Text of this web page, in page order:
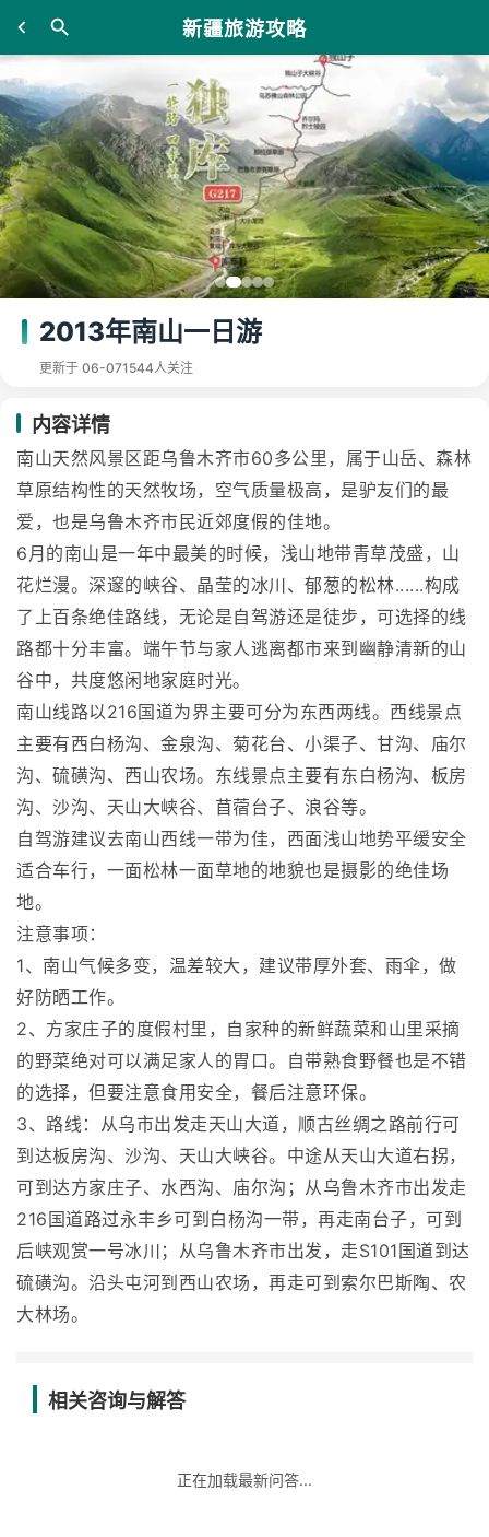
新疆旅游攻略
2013年南山一日游
更新于 06-071544人关注
内容详情
南山天然风景区距乌鲁木齐市60多公里，属于山岳、森林
草原结构性的天然牧场，空气质量极高，是驴友们的最
爱，也是乌鲁木齐市民近郊度假的佳地。
6月的南山是一年中最美的时候，浅山地带青草茂盛，山
花烂漫。深邃的峡谷、晶莹的冰川、郁葱的松林......构成
了上百条绝佳路线，无论是自驾游还是徒步，可选择的线
路都十分丰富。端午节与家人逃离都市来到幽静清新的山
谷中，共度悠闲地家庭时光。
南山线路以216国道为界主要可分为东西两线。西线景点
主要有西白杨沟、金泉沟、菊花台、小渠子、甘沟、庙尔
沟、硫磺沟、西山农场。东线景点主要有东白杨沟、板房
沟、沙沟、天山大峡谷、苜蓿台子、浪谷等。
自驾游建议去南山西线一带为佳，西面浅山地势平缓安全
适合车行，一面松林一面草地的地貌也是摄影的绝佳场
地。
注意事项：
1、南山气候多变，温差较大，建议带厚外套、雨伞，做
好防晒工作。
2、方家庄子的度假村里，自家种的新鲜蔬菜和山里采摘
的野菜绝对可以满足家人的胃口。自带熟食野餐也是不错
的选择，但要注意食用安全，餐后注意环保。
3、路线：从乌市出发走天山大道，顺古丝绸之路前行可
到达板房沟、沙沟、天山大峡谷。中途从天山大道右拐，
可到达方家庄子、水西沟、庙尔沟；从乌鲁木齐市出发走
216国道路过永丰乡可到白杨沟一带，再走南台子，可到
后峡观赏一号冰川；从乌鲁木齐市出发，走S101国道到达
硫磺沟。沿头屯河到西山农场，再走可到索尔巴斯陶、农
大林场。
相关咨询与解答
正在加载最新问答...